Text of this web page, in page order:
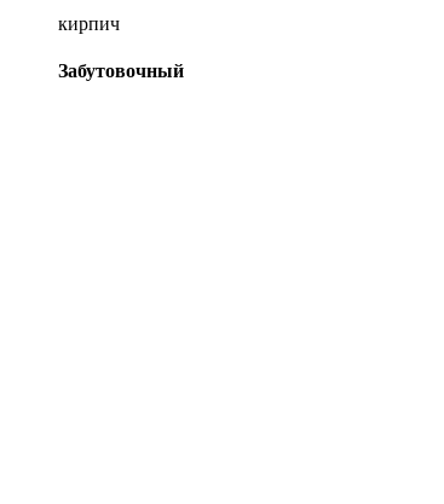
кирпич
Забутовочный